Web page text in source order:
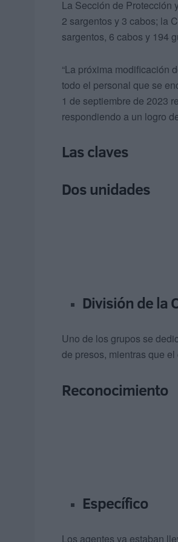
La Sección de Protección
2 sargentos y 3 cabos; la
sargentos, 6 cabos y 194
“La próxima modificación
todo el personal que se
1 de septiembre de 2023
respondiendo a un logro
Las claves
Dos unidades
División de la
Uno de los grupos se
de presos, mientras que
Reconocimiento
Específico
Los agentes ya estaban